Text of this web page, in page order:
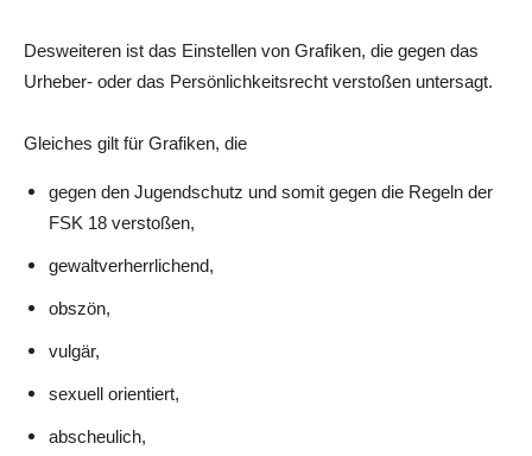
Desweiteren ist das Einstellen von Grafiken, die gegen das
Urheber- oder das Persönlichkeitsrecht verstoßen untersagt.
Gleiches gilt für Grafiken, die
gegen den Jugendschutz und somit gegen die Regeln der
FSK 18 verstoßen,
gewaltverherrlichend,
obszön,
vulgär,
sexuell orientiert,
abscheulich,